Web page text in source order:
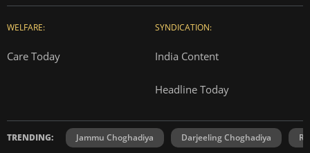
WELFARE:
Care Today
SYNDICATION:
India Content
Headline Today
TRENDING: Jammu Choghadiya Darjeeling Choghadiya